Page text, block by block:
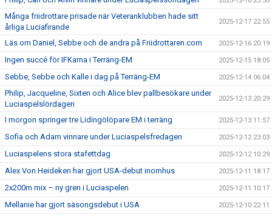
Många friidrottare prisade när Veteranklubben hade sitt
årliga Luciafirande
2025-12-17 22:55
Läs om Daniel, Sebbe och de andra på Friidrottaren.com 2025-12-16 20:19
Ingen succé för IFKarna i Terräng-EM 2025-12-15 18:05
Sebbe, Sebbe och Kalle i dag på Terräng-EM 2025-12-14 06:04
Philip, Jacqueline, Sixten och Alice blev pallbesökare under
Luciaspelslördagen
2025-12-13 20:29
I morgon springer tre Lidingölöpare EM i terräng 2025-12-13 11:57
Sofia och Adam vinnare under Luciaspelsfredagen 2025-12-12 23:03
Luciaspelens stora stafettdag 2025-12-12 10:29
Alex Von Heideken har gjort USA-debut inomhus 2025-12-11 18:17
2x200m mix – ny gren i Luciaspelen 2025-12-11 10:17
Mellanie har gjort säsongsdebut i USA 2025-12-10 22:11